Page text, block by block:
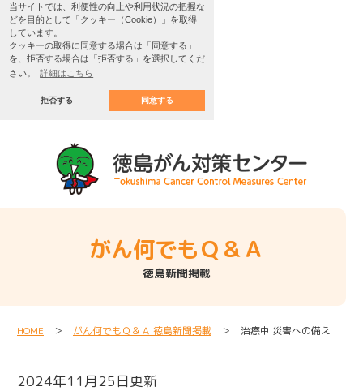
当サイトでは、利便性の向上や利用状況の把握な
どを目的として「クッキー（Cookie）」を取得
しています。
クッキーの取得に同意する場合は「同意する」
を、拒否する場合は「拒否する」を選択してくだ
さい。
詳細はこちら
拒否する 同意する
がん何でもＱ＆Ａ
徳島新聞掲載
HOME ＞ がん何でもＱ＆Ａ 徳島新聞掲載 ＞ 治療中 災害への備え
2024年11月25日更新